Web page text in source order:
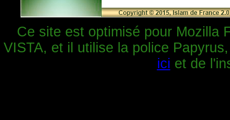
Ce site est optimisé pour Mozilla
VISTA, et il utilise la police
ici et de